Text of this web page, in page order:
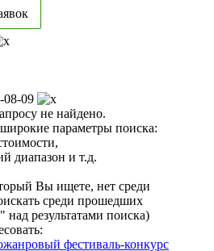
08-09
не найдено.
параметры поиска:
диапазон и т.д.
Вы ищете, нет среди
среди прошедших
над результатами поиска)